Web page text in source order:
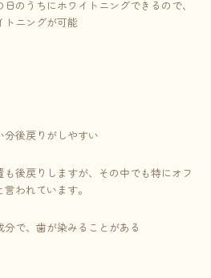
のうちにホワイトニングできるので、
トニングが可能
分後戻りがしやすい
後戻りしますが、その中でも特にオフ
われています。
分で、歯が染みることがある